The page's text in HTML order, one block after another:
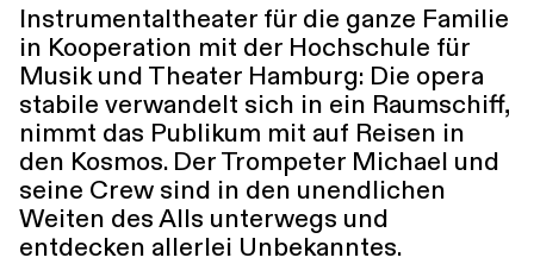
Instrumentaltheater für die ganze Familie
in Kooperation mit der Hochschule für
Musik und Theater Hamburg: Die opera
stabile verwandelt sich in ein Raumschiff,
nimmt das Publikum mit auf Reisen in
den Kosmos. Der Trompeter Michael und
seine Crew sind in den unendlichen
Weiten des Alls unterwegs und
entdecken allerlei Unbekanntes.